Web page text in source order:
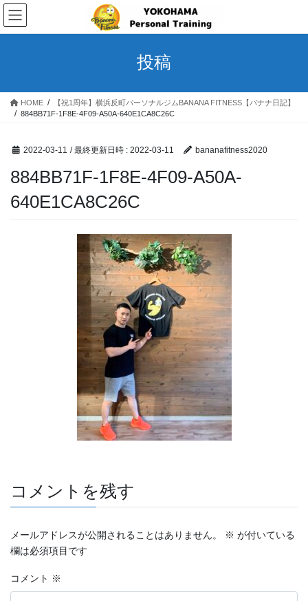
コ
ン
テ
ス
ナ
ビ
ゲ
ン
投稿
HOME
【祝1周年】横浜反町パーソナルジムBANANA FITNESS【バナナ日記】
884BB71F-1F8E-4F09-A50A-640E1CA8C26C
2022-03-11 / 最終更新日時 : 2022-03-11 bananafitness2020
884BB71F-1F8E-4F09-A50A-
640E1CA8C26C
コメントを残す
メールアドレスが公開されることはありません。 ※ が付いている
欄は必須項目です
コメント ※